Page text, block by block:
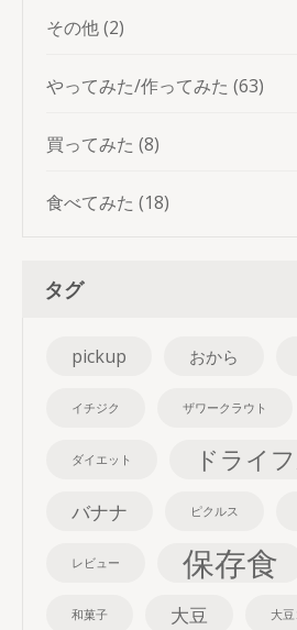
その他(2)
やってみた/作ってみた (63)
買ってみた (8)
食べてみた (18)
タグ
pickup おから
イチジク ザワークラウト
ダイエット ドライ
バナナ ピクルス
レビュー 保存食
和菓子 大豆 大